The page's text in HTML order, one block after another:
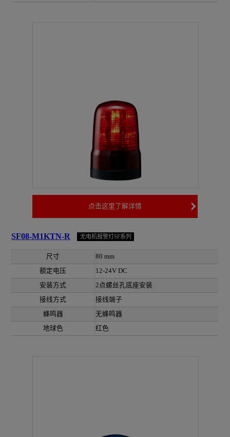
点击这里了解详情
SF08-M1KTN-R 无电机报警灯SF系列
尺寸
80 mm
额定电压
12-24V DC
安装方式
2点螺丝孔底座安装
接线方式
接线端子
蜂鸣器
无蜂鸣器
地球色
红色